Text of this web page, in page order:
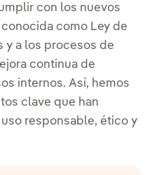
con los nuevos
como Ley de
y a los procesos de
continua de
internos. Así, hemos
clave que han
responsable, ético y